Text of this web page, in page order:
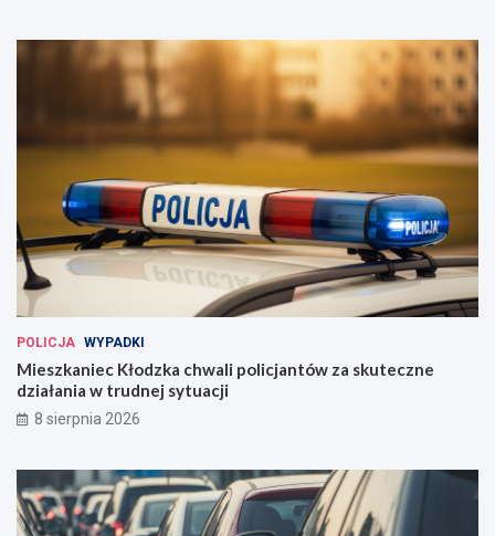
POLICJA WYPADKI
Mieszkaniec Kłodzka chwali policjantów za skuteczne
działania w trudnej sytuacji
8 sierpnia 2026